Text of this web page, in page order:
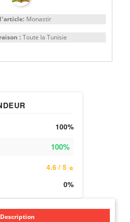
Monastir
: Toute la Tunisie
100%
100%
4.6 / 5 ⭐
0%
Description